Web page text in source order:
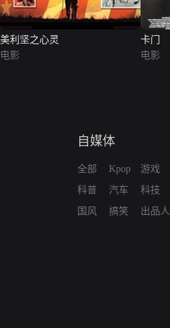
美利坚之心灵
电影
卡门
电影
自媒体
全部
科普
国风
Kpop
汽车
搞笑
游戏
科技
出品人